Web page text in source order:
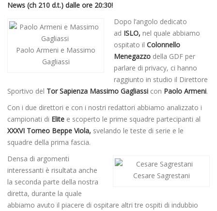
News (ch 210 d.t.) dalle ore 20:30!
Paolo Armeni e Massimo
Gagliassi
Dopo l’angolo dedicato
ad ISLO, nel quale abbiamo
ospitato il Colonnello
Menegazzo della GDF per
parlare di privacy, ci hanno
raggiunto in studio il Direttore
Sportivo del Tor Sapienza Massimo Gagliassi con Paolo Armeni.
Con i due direttori e con i nostri redattori abbiamo analizzato i
campionati di Elite e scoperto le prime squadre partecipanti al
XXXVI Torneo Beppe Viola, svelando le teste di serie e le
squadre della prima fascia.
Cesare Sagrestani
Densa di argomenti
interessanti è risultata anche
la seconda parte della nostra
diretta, durante la quale
abbiamo avuto il piacere di ospitare altri tre ospiti di indubbio